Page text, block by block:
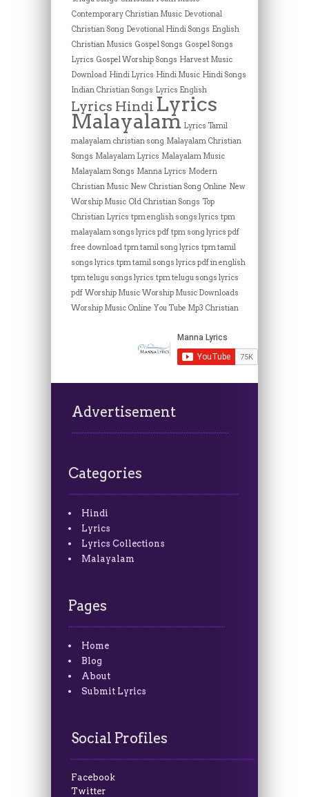
Contemporary Christian Music Devotional
Christian Song Devotional Hindi Songs English
Christian Musics Gospel Songs Gospel Songs
Lyrics Gospel Worship Songs Harvest Music
Download Hindi Lyrics Hindi Music Hindi Songs
Indian Christian Songs Lyrics English
Lyrics Hindi Lyrics
Malayalam Lyrics Tamil
malayalam christian song Malayalam Christian
Songs Malayalam Lyrics Malayalam Music
Malayalam Songs Manna Lyrics Modern
Christian Music New Christian Song Online New
Worship Music Old Christian Songs Top
Christian Lyrics tpm english songs lyrics tpm
malayalam songs lyrics pdf tpm song lyrics pdf
free download tpm tamil song lyrics tpm tamil
songs lyrics tpm tamil songs lyrics pdf in english
tpm telugu songs lyrics tpm telugu songs lyrics
pdf Worship Music Worship Music Downloads
Worship Music Online You Tube Mp3 Christian
Advertisement
Categories
Hindi
Lyrics
Lyrics Collections
Malayalam
Pages
Home
Blog
About
Submit Lyrics
Social Profiles
Facebook
Twitter